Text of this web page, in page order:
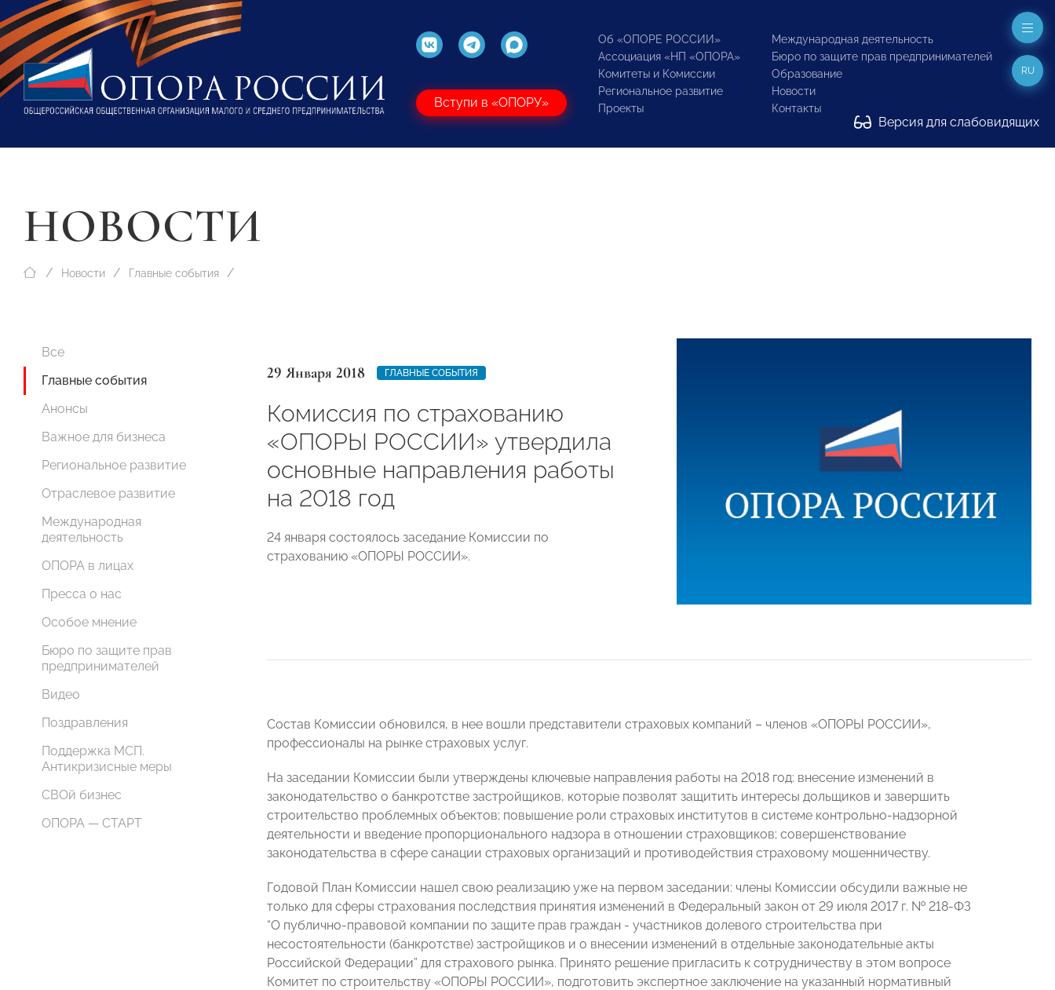
Вступи в «ОПОРУ»
Об «ОПОРЕ РОССИИ»
Ассоциация «НП «ОПОРА»
Комитеты и Комиссии
Региональное развитие
Проекты
Международная деятельность
Бюро по защите прав предпринимателей
Образование
Новости
Контакты
Версия для слабовидящих
RU
НОВОСТИ
Новости Главные события
Все
Главные события
Анонсы
Важное для бизнеса
Региональное развитие
Отраслевое развитие
Международная
деятельность
ОПОРА в лицах
Пресса о нас
Особое мнение
Бюро по защите прав
предпринимателей
Видео
Поздравления
Поддержка МСП.
Антикризисные меры
СВОй бизнес
ОПОРА — СТАРТ
29 Января 2018 ГЛАВНЫЕ СОБЫТИЯ
Комиссия по страхованию
«ОПОРЫ РОССИИ» утвердила
основные направления работы
на 2018 год
24 января состоялось заседание Комиссии по
страхованию «ОПОРЫ РОССИИ».
Состав Комиссии обновился, в нее вошли представители страховых компаний – членов «ОПОРЫ РОССИИ»,
профессионалы на рынке страховых услуг.
На заседании Комиссии были утверждены ключевые направления работы на 2018 год: внесение изменений в
законодательство о банкротстве застройщиков, которые позволят защитить интересы дольщиков и завершить
строительство проблемных объектов; повышение роли страховых институтов в системе контрольно-надзорной
деятельности и введение пропорционального надзора в отношении страховщиков; совершенствование
законодательства в сфере санации страховых организаций и противодействия страховому мошенничеству.
Годовой План Комиссии нашел свою реализацию уже на первом заседании: члены Комиссии обсудили важные не
только для сферы страхования последствия принятия изменений в Федеральный закон от 29 июля 2017 г. № 218-ФЗ
“О публично-правовой компании по защите прав граждан - участников долевого строительства при
несостоятельности (банкротстве) застройщиков и о внесении изменений в отдельные законодательные акты
Российской Федерации” для страхового рынка. Принято решение пригласить к сотрудничеству в этом вопросе
Комитет по строительству «ОПОРЫ РОССИИ», подготовить экспертное заключение на указанный нормативный